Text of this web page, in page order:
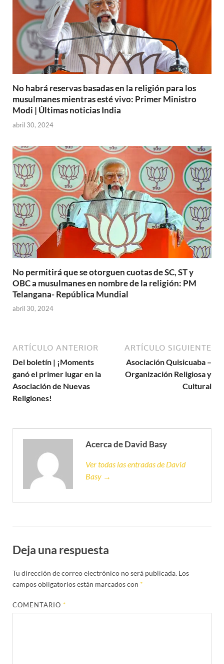
No habrá reservas basadas en la religión para los
musulmanes mientras esté vivo: Primer Ministro
Modi | Últimas noticias India
abril 30, 2024
No permitirá que se otorguen cuotas de SC, ST y
OBC a musulmanes en nombre de la religión: PM
Telangana- República Mundial
abril 30, 2024
ARTÍCULO ANTERIOR
Del boletín | ¡Moments
ganó el primer lugar en la
Asociación de Nuevas
Religiones!
ARTÍCULO SIGUIENTE
Asociación Quisicuaba –
Organización Religiosa y
Cultural
Acerca de David Basy
Ver todas las entradas de David
Basy →
Deja una respuesta
Tu dirección de correo electrónico no será publicada. Los
campos obligatorios están marcados con *
COMENTARIO*